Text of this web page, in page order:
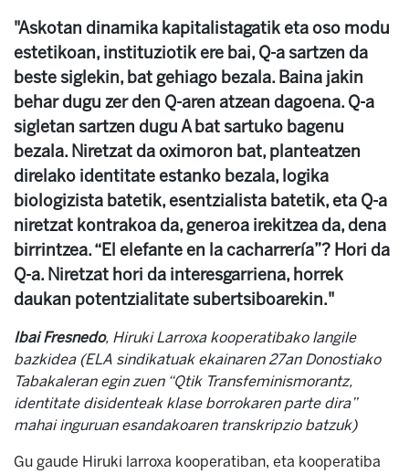
"Askotan dinamika kapitalistagatik eta oso modu
estetikoan, instituziotik ere bai, Q-a sartzen da
beste siglekin, bat gehiago bezala. Baina jakin
behar dugu zer den Q-aren atzean dagoena. Q-a
sigletan sartzen dugu A bat sartuko bagenu
bezala. Niretzat da oximoron bat, planteatzen
direlako identitate estanko bezala, logika
biologizista batetik, esentzialista batetik, eta Q-a
niretzat kontrakoa da, generoa irekitzea da, dena
birrintzea. “El elefante en la cacharrería”? Hori da
Q-a. Niretzat hori da interesgarriena, horrek
daukan potentzialitate subertsiboarekin."
Ibai Fresnedo, Hiruki Larroxa kooperatibako langile
bazkidea (ELA sindikatuak ekainaren 27an Donostiako
Tabakaleran egin zuen “Qtik Transfeminismorantz,
identitate disidenteak klase borrokaren parte dira”
mahai inguruan esandakoaren transkripzio batzuk)
Gu gaude Hiruki larroxa kooperatiban, eta kooperatiba